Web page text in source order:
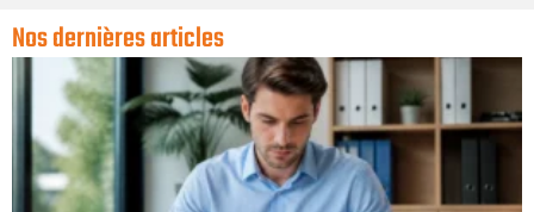
Nos dernières articles